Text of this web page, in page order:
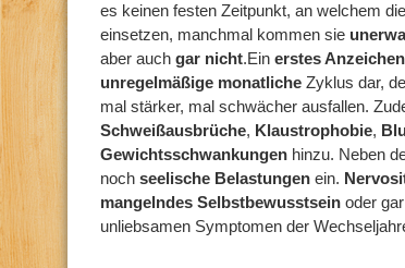
es keinen festen Zeitpunkt, an welchem
einsetzen, manchmal kommen sie
aber auch gar nicht.Ein erstes Anzeichen
unregelmäßige monatliche Zyklus dar,
mal stärker, mal schwächer ausfallen.
Schweißausbrüche, Klaustrophobie,
Gewichtsschwankungen hinzu. Neben
noch seelische Belastungen ein.
mangelndes Selbstbewusstsein oder
unliebsamen Symptomen der